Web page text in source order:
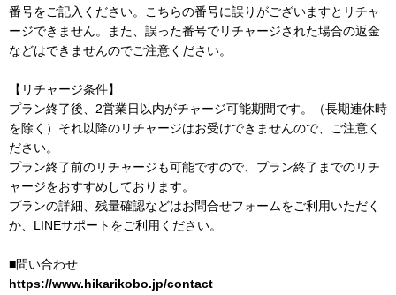
番号をご記入ください。こちらの番号に誤りがございますとリチャ
ージできません。また、誤った番号でリチャージされた場合の返金
などはできませんのでご注意ください。
【リチャージ条件】
プラン終了後、2営業日以内がチャージ可能期間です。（長期連休時
を除く）それ以降のリチャージはお受けできませんので、ご注意く
ださい。
プラン終了前のリチャージも可能ですので、プラン終了までのリチ
ャージをおすすめしております。
プランの詳細、残量確認などはお問合せフォームをご利用いただく
か、LINEサポートをご利用ください。
■問い合わせ
https://www.hikarikobo.jp/contact